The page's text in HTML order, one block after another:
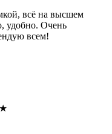
всё на высшем
удобно. Очень
всем!
★